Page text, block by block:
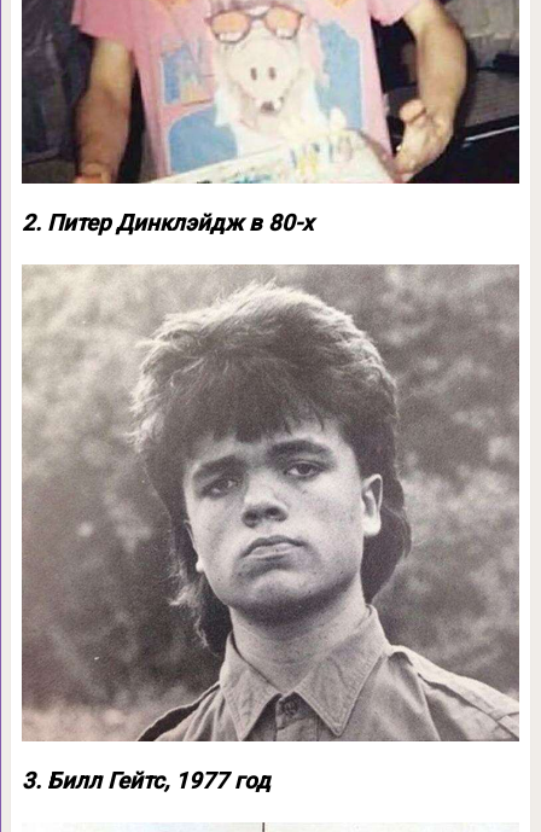
2. Питер Динклэйдж в 80-х
3. Билл Гейтс, 1977 год